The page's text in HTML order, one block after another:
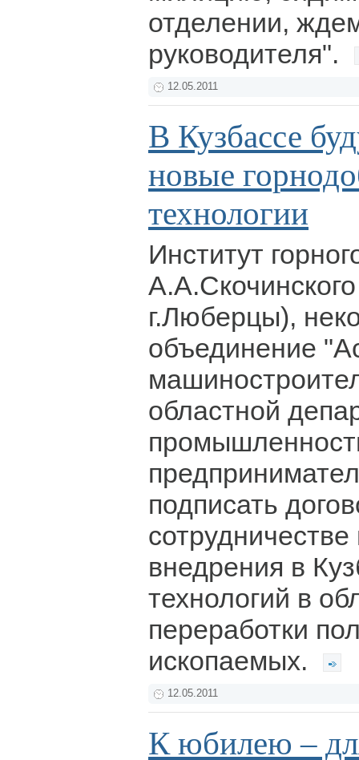
отделении,
руководителя".
12.05.2011
В Кузбассе
новые
технологии
Институт
г.Люберцы),
объединение
областной
подписать
внедрения в
технологий в
переработки
ископаемых.
12.05.2011
К юбилею –